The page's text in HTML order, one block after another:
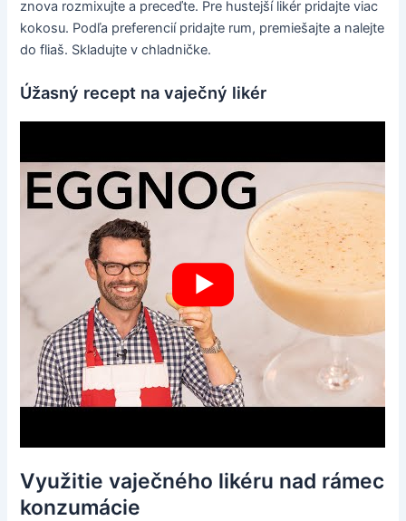
znova rozmixujte a preceďte. Pre hustejší likér pridajte viac
kokosu. Podľa preferencií pridajte rum, premiešajte a nalejte
do fliaš. Skladujte v chladničke.
Úžasný recept na vaječný likér
Využitie vaječného likéru nad rámec
konzumácie